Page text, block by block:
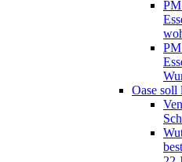
Oase soll